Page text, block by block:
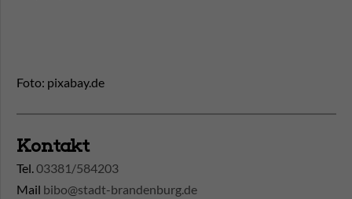
Foto: pixabay.de
Kontakt
Tel.03381/584203
Mail bibo@stadt-brandenburg.de